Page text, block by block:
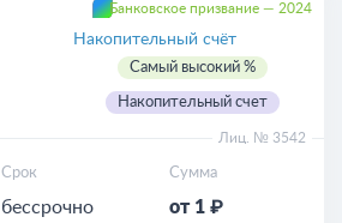
Банковское призвание — 2024
Накопительный счёт
Самый высокий %
Накопительный счет
Лиц. № 3542
Срок
бессрочно
Сумма
от 1 ₽